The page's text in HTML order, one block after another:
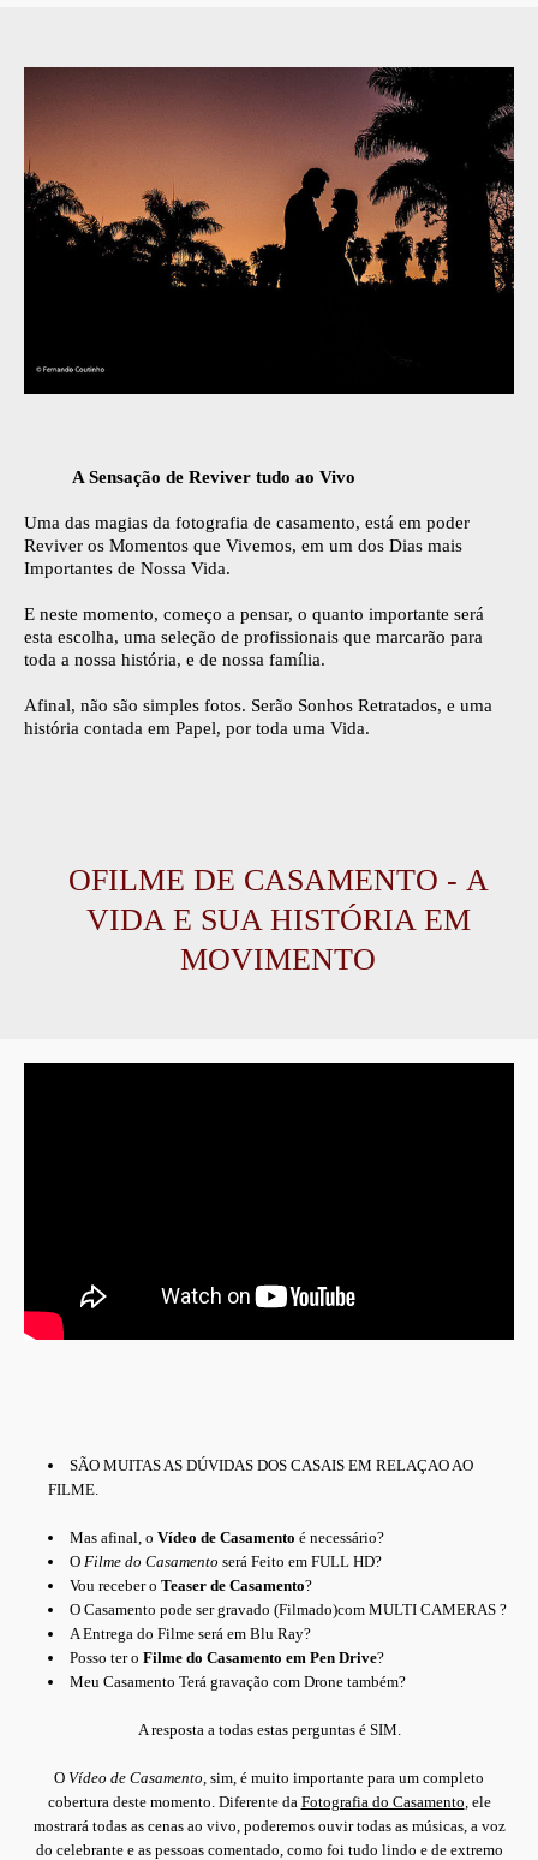
A Sensação de Reviver tudo ao Vivo
Uma das magias da fotografia de casamento, está em poder
Reviver os Momentos que Vivemos, em um dos Dias mais
Importantes de Nossa Vida.
E neste momento, começo a pensar, o quanto importante será
esta escolha, uma seleção de profissionais que marcarão para
toda a nossa história, e de nossa família.
Afinal, não são simples fotos. Serão Sonhos Retratados, e uma
história contada em Papel, por toda uma Vida.
OFILME DE CASAMENTO - A
VIDA E SUA HISTÓRIA EM
MOVIMENTO
SÃO MUITAS AS DÚVIDAS DOS CASAIS EM RELAÇAO AO
FILME.
Mas afinal, oVídeo de Casamento é necessário?
O Filme do Casamento será Feito em FULL HD?
Vou receber oTeaser de Casamento?
O Casamento pode ser gravado (Filmado)com MULTI CAMERAS ?
A Entrega do Filme será em Blu Ray?
Posso ter oFilme do Casamento em Pen Drive?
Meu Casamento Terá gravação com Drone também?
A resposta a todas estas perguntas é SIM.
O Vídeo de Casamento , sim, é muito importante para um completo
cobertura deste momento. Diferente da Fotografia do Casamento , ele
mostrará todas as cenas ao vivo, poderemos ouvir todas as músicas, a voz
do celebrante e as pessoas comentado, como foi tudo lindo e de extremo